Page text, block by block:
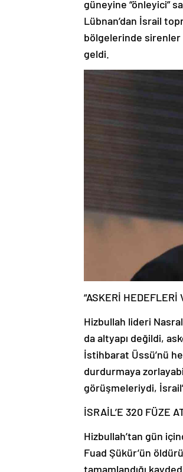
Lübnan’dan İsrail
bölgelerinde sirenler
geldi.
da altyapı değildi,
İstihbarat Üssü’nü
durdurmaya
görüşmeleriydi,
Fuad Şükür’ün
tamamlandığı